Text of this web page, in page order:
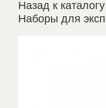
Назад к каталогу
Наборы для